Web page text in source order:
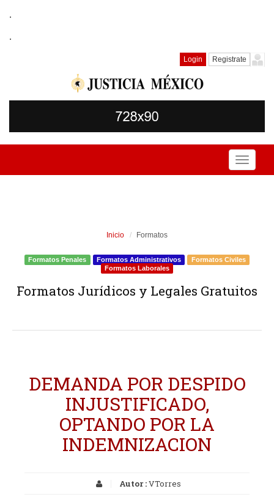
.
.
Login Registrate
Toggle
Inicio Formatos
Formatos Penales Formatos Administrativos
Formatos Civiles
Formatos Laborales
Formatos Jurídicos y Legales Gratuitos
DEMANDA POR DESPIDO
INJUSTIFICADO,
OPTANDO POR LA
INDEMNIZACION
Autor :VTorres